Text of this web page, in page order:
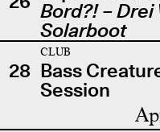
Bord?! –
Solarboot
28
CLUB
Bass
Session